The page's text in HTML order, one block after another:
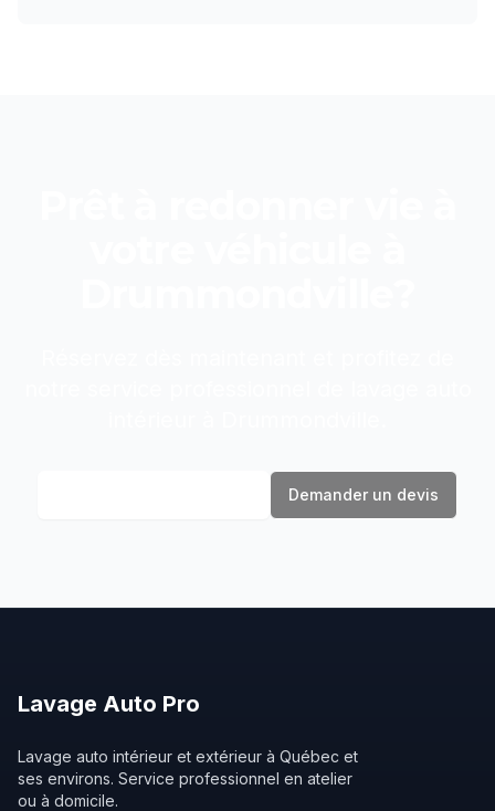
Demander un devis
Lavage Auto Pro
Lavage auto intérieur et extérieur à Québec et
ses environs. Service professionnel en atelier
ou à domicile.